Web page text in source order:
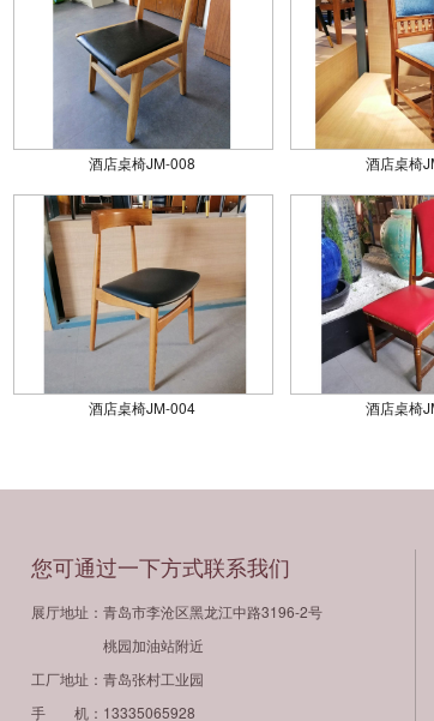
酒店桌椅JM-008 酒店桌椅
酒店桌椅JM-004 酒店桌椅
您可通过一下方式联系我们
展厅地址：青岛市李沧区黑龙江中路3196-2号
桃园加油站附近
工厂地址：青岛张村工业园
手 机：13335065928